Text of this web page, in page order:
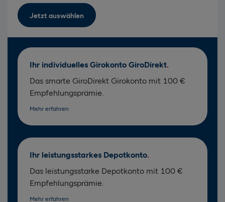
Jetzt auswählen
Ihr individuelles Girokonto GiroDirekt
Das smarte GiroDirekt Girokonto mit 100 €
Empfehlungsprämie.
Mehr erfahren
Ihr leistungsstarkes Depotkonto
Das leistungsstarke Depotkonto mit 100 €
Empfehlungsprämie.
Mehr erfahren